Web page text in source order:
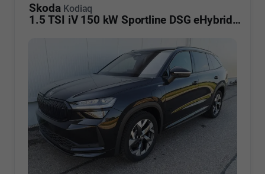
Skoda Kodiaq
1.5 TSI iV 150 kW Sportline DSG eHybrid Matrix Travel AHK Canton